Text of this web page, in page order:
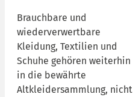
Brauchbare und
wiederverwertbare
Kleidung, Textilien und
Schuhe gehören weiterhin
in die bewährte
Altkleidersammlung, nicht